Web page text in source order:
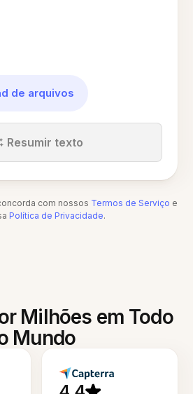
de arquivos
Resumir texto
com nossos Termos de Serviço e
Política de Privacidade.
Milhões em Todo
Mundo